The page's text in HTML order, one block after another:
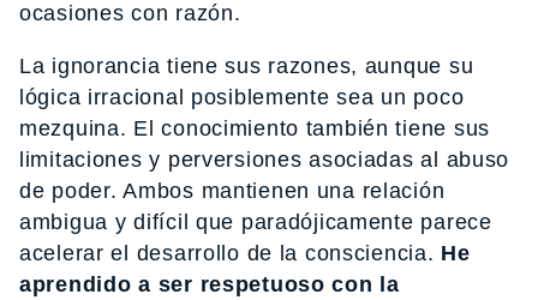
ocasiones con razón.
La ignorancia tiene sus razones, aunque su
lógica irracional posiblemente sea un poco
mezquina. El conocimiento también tiene sus
limitaciones y perversiones asociadas al abuso
de poder. Ambos mantienen una relación
ambigua y difícil que paradójicamente parece
acelerar el desarrollo de la consciencia. He
aprendido a ser respetuoso con la